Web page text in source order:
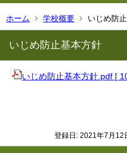
ホーム 学校概要 いじめ防
いじめ防止基本方針
いじめ防止基本方針.pdf [
登録日: 2021年7月12